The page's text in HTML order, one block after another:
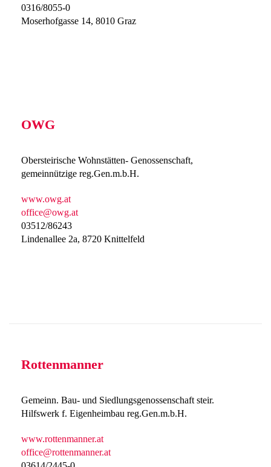
0316/8055-0
Moserhofgasse 14, 8010 Graz
OWG
Obersteirische Wohnstätten- Genossenschaft,
gemeinnützige reg.Gen.m.b.H.
www.owg.at
office@owg.at
03512/86243
Lindenallee 2a, 8720 Knittelfeld
Rottenmanner
Gemeinn. Bau- und Siedlungsgenossenschaft steir.
Hilfswerk f. Eigenheimbau reg.Gen.m.b.H.
www.rottenmanner.at
office@rottenmanner.at